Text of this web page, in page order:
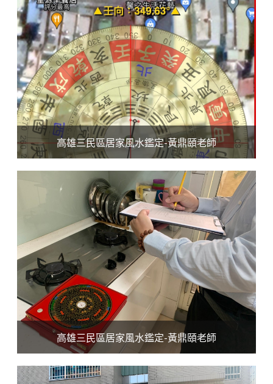
高雄三民區居家風水鑑定-黃鼎頤老師
高雄三民區居家風水鑑定-黃鼎頤老師